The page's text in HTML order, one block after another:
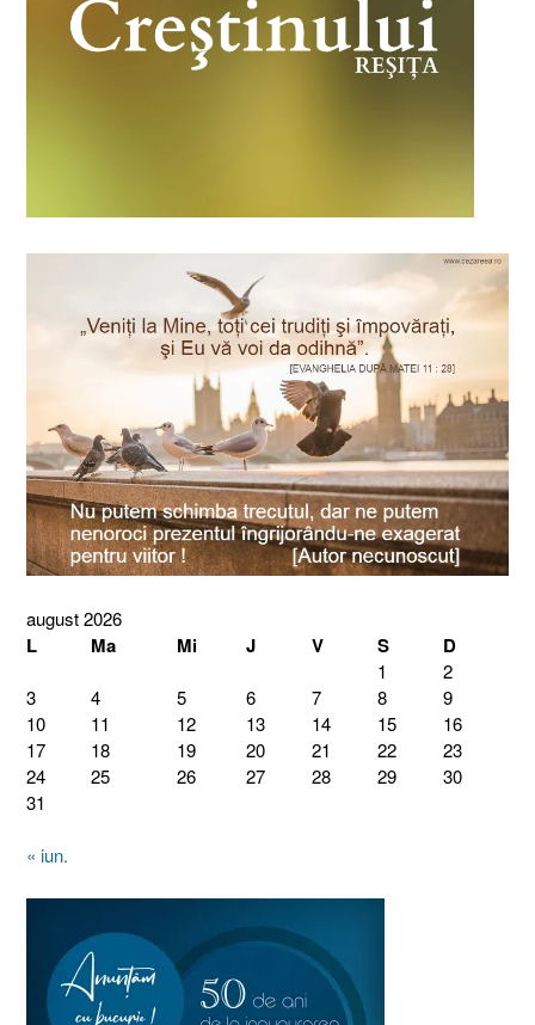
august 2026
L Ma Mi J V S D
1
2
3
4 5 6 7 8
9
10
11 12 13 14 15
16
17
18 19 20 21 22
23
24
25 26 27 28 29
30
31
« iun.